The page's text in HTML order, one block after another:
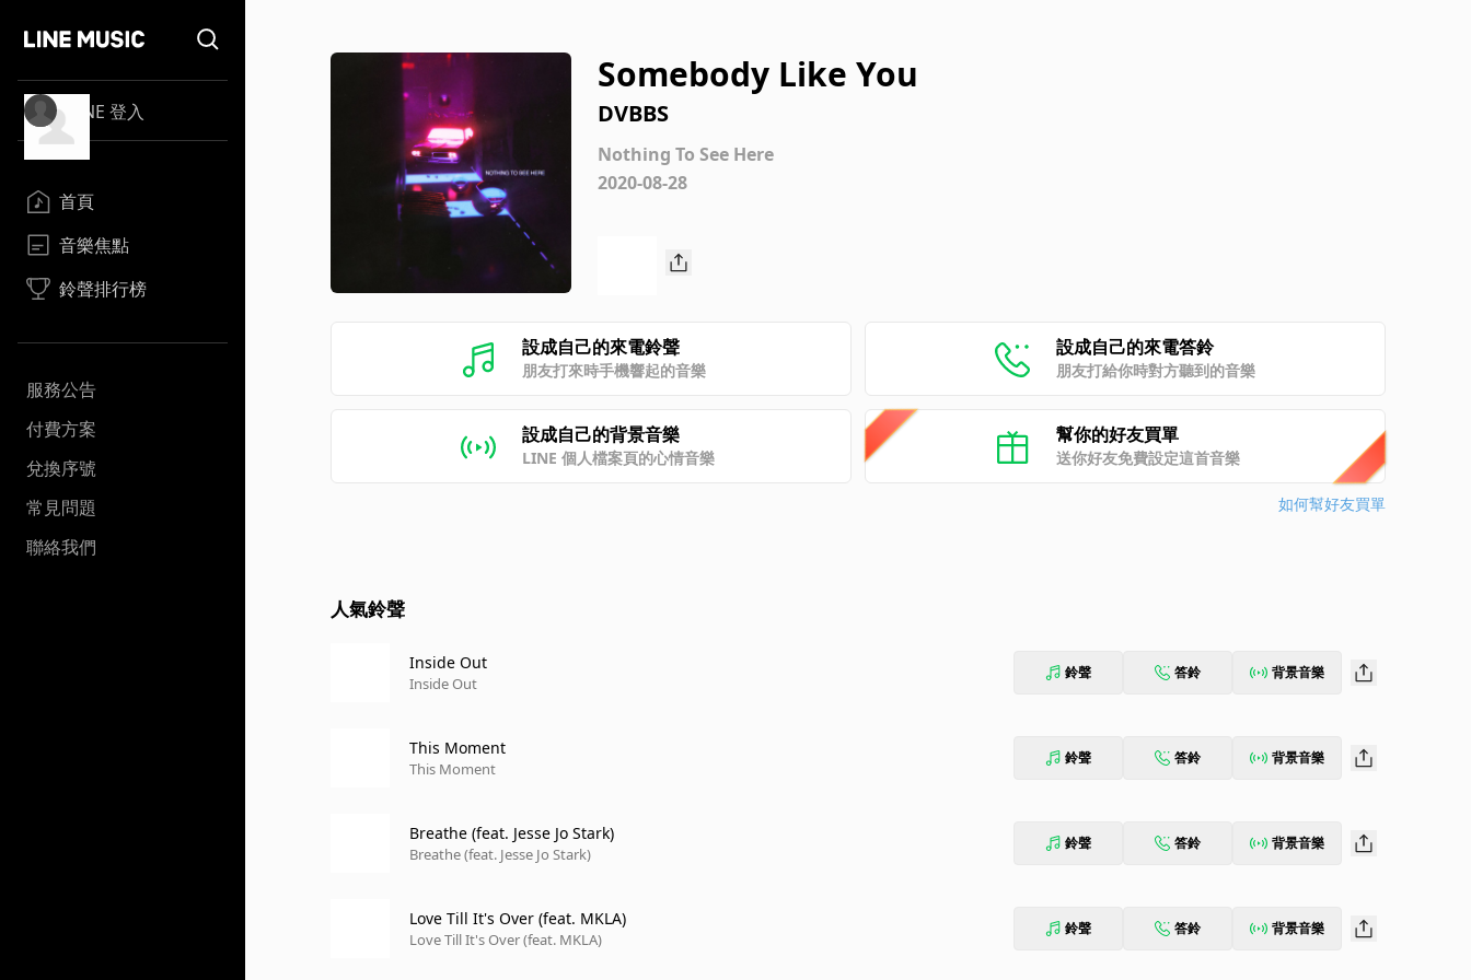
LINE 登入
首頁
音樂焦點
鈴聲排行榜
服務公告
付費方案
兌換序號
常見問題
聯絡我們
Somebody Like You
DVBBS
Nothing To See Here
2020-08-28
設成自己的來電鈴聲
朋友打來時手機響起的音樂
設成自己的來電答鈴
朋友打給你時對方聽到的音樂
設成自己的背景音樂
LINE 個人檔案頁的心情音樂
幫你的好友買單
送你好友免費設定這首音樂
如何幫好友買單
人氣鈴聲
Inside Out
Inside Out
鈴聲 答鈴 背景音樂
This Moment
This Moment
鈴聲 答鈴 背景音樂
Breathe (feat. Jesse Jo Stark)
Breathe (feat. Jesse Jo Stark)
鈴聲 答鈴 背景音樂
Love Till It's Over (feat. MKLA)
Love Till It's Over (feat. MKLA)
鈴聲 答鈴 背景音樂